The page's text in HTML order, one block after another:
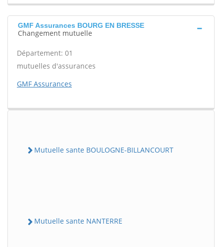
GMF Assurances BOURG EN BRESSE
Changement mutuelle
Département: 01
mutuelles d'assurances
GMF Assurances
Mutuelle sante BOULOGNE-BILLANCOURT
Mutuelle sante NANTERRE